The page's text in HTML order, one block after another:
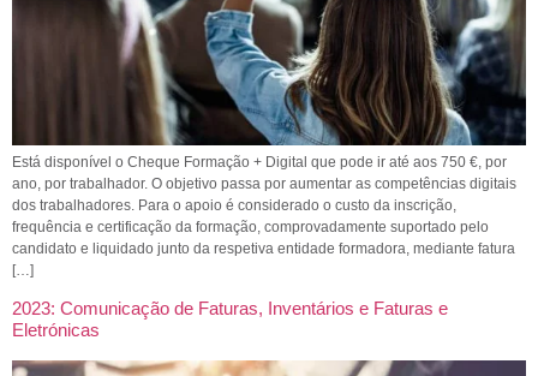
Está disponível o Cheque Formação + Digital que pode ir até aos 750 €, por
ano, por trabalhador. O objetivo passa por aumentar as competências digitais
dos trabalhadores. Para o apoio é considerado o custo da inscrição,
frequência e certificação da formação, comprovadamente suportado pelo
candidato e liquidado junto da respetiva entidade formadora, mediante fatura
[…]
2023: Comunicação de Faturas, Inventários e Faturas e
Eletrónicas